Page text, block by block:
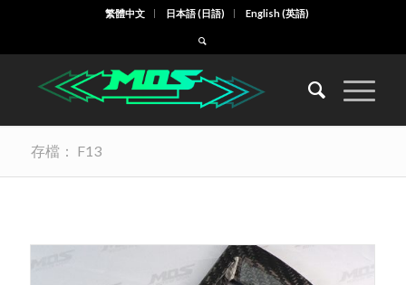
繁體中文 日本語(日語) English(英語)
存檔： F13